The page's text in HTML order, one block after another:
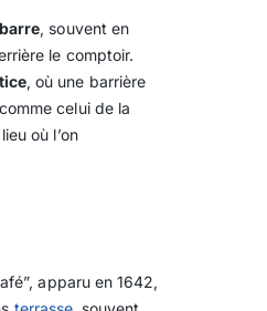
, souvent en
le comptoir.
, où une barrière
celui de la
où l’on
apparu en 1642,